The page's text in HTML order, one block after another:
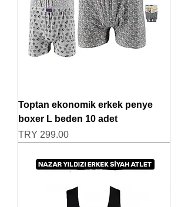
Toptan ekonomik erkek penye
boxer L beden 10 adet
Price
TRY 299.00